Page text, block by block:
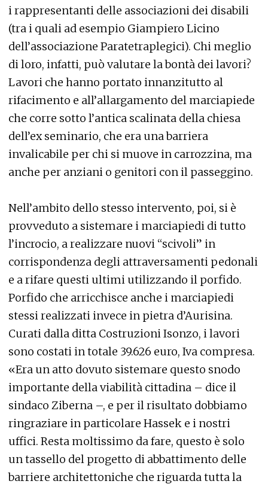
i rappresentanti delle associazioni dei disabili
(tra i quali ad esempio Giampiero Licino
dell’associazione Paratetraplegici). Chi meglio
di loro, infatti, può valutare la bontà dei lavori?
Lavori che hanno portato innanzitutto al
rifacimento e all’allargamento del marciapiede
che corre sotto l’antica scalinata della chiesa
dell’ex seminario, che era una barriera
invalicabile per chi si muove in carrozzina, ma
anche per anziani o genitori con il passeggino.
Nell’ambito dello stesso intervento, poi, si è
provveduto a sistemare i marciapiedi di tutto
l’incrocio, a realizzare nuovi “scivoli” in
corrispondenza degli attraversamenti pedonali
e a rifare questi ultimi utilizzando il porfido.
Porfido che arricchisce anche i marciapiedi
stessi realizzati invece in pietra d’Aurisina.
Curati dalla ditta Costruzioni Isonzo, i lavori
sono costati in totale 39.626 euro, Iva compresa.
«Era un atto dovuto sistemare questo snodo
importante della viabilità cittadina – dice il
sindaco Ziberna –, e per il risultato dobbiamo
ringraziare in particolare Hassek e i nostri
uffici. Resta moltissimo da fare, questo è solo
un tassello del progetto di abbattimento delle
barriere architettoniche che riguarda tutta la